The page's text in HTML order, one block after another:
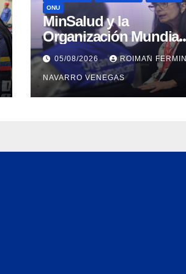
ONU
MinSalud y la
Organización Mundial
de la Salud evaluaron
propuesta técnica
integral en materia de
agua saneamiento e
05/08/2026 ROIMAN FERMIN
NAVARRO VENEGAS